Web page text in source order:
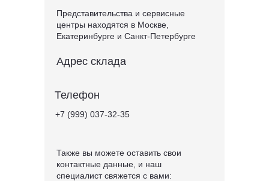
Адрес склада
Телефон
Представительства и сервисные
центры находятся в Москве,
Екатеринбурге и Санкт-Петербурге
+7 (999) 037-32-35
Также вы можете оставить свои
контактные данные, и наш
специалист свяжется с вами: